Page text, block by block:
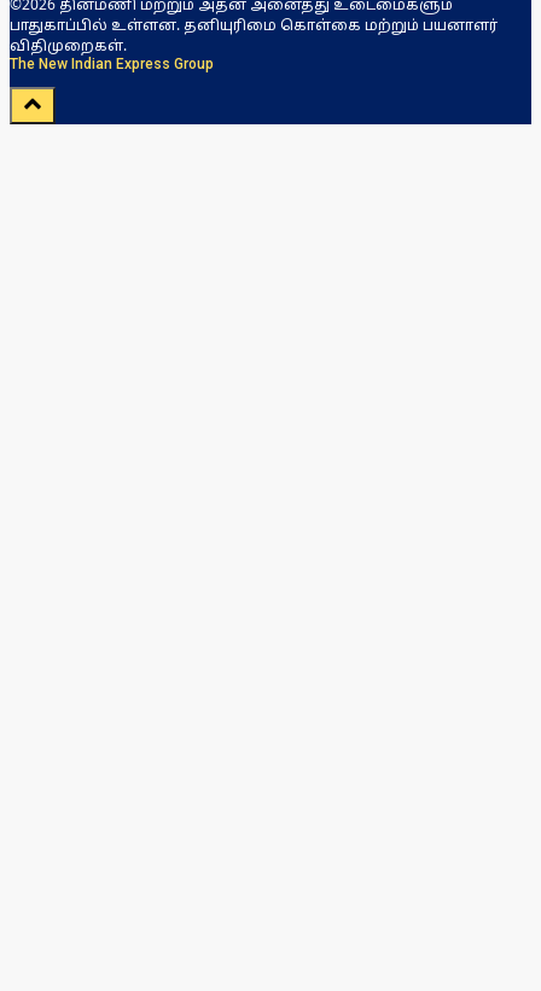
©2026 தினமணி மற்றும் அதன் அனைத்து உடைமைகளும்
பாதுகாப்பில் உள்ளன. தனியுரிமை கொள்கை மற்றும் பயனாளர்
விதிமுறைகள்.
The New Indian Express Group